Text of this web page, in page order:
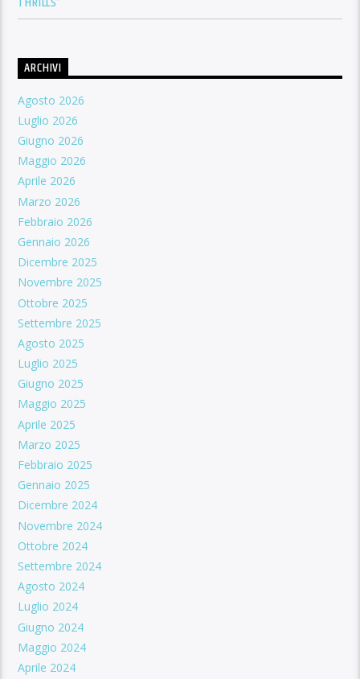
ARCHIVI
Agosto 2026
Luglio 2026
Giugno 2026
Maggio 2026
Aprile 2026
Marzo 2026
Febbraio 2026
Gennaio 2026
Dicembre 2025
Novembre 2025
Ottobre 2025
Settembre 2025
Agosto 2025
Luglio 2025
Giugno 2025
Maggio 2025
Aprile 2025
Marzo 2025
Febbraio 2025
Gennaio 2025
Dicembre 2024
Novembre 2024
Ottobre 2024
Settembre 2024
Agosto 2024
Luglio 2024
Giugno 2024
Maggio 2024
Aprile 2024